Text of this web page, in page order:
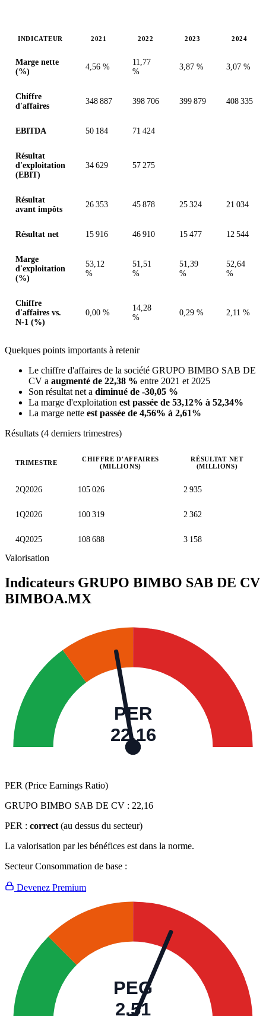
INDICATEUR 2021 2022 2023 2024
Marge nette
(%)
4,56 %
11,77
%
3,87 % 3,07 %
Chiffre
d'affaires
348 887 398 706 399 879 408 335
EBITDA 50 184 71 424
Résultat
d'exploitation
(EBIT)
34 629 57 275
Résultat
avant impôts
26 353 45 878 25 324 21 034
Résultat net 15 916 46 910 15 477 12 544
Marge
d'exploitation
(%)
53,12
%
51,51
%
51,39
%
52,64
%
Chiffre
d'affaires vs.
N-1 (%)
0,00 %
14,28
%
0,29 % 2,11 %
Quelques points importants à retenir
Le chiffre d'affaires de la société GRUPO BIMBO SAB DE
CV a augmenté de 22,38 % entre 2021 et 2025
Son résultat net a diminué de -30,05 %
La marge d'exploitation est passée de 53,12% à 52,34%
La marge nette est passée de 4,56% à 2,61%
Résultats (4 derniers trimestres)
TRIMESTRE
CHIFFRE D'AFFAIRES
(MILLIONS)
RÉSULTAT NET
(MILLIONS)
2Q2026 105 026 2 935
1Q2026 100 319 2 362
4Q2025 108 688 3 158
Valorisation
Indicateurs GRUPO BIMBO SAB DE CV
BIMBOA.MX
PER
22,16
PER (Price Earnings Ratio)
GRUPO BIMBO SAB DE CV : 22,16
PER : correct (au dessus du secteur)
La valorisation par les bénéfices est dans la norme.
Secteur Consommation de base :
Devenez Premium
PEG
2,51